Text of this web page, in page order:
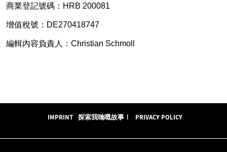
商業登記號碼：HRB 200081
增值稅號：DE270418747
編輯內容負責人：Christian Schmoll
IMPRINT 探索我哋嘅故事！ PRIVACY POLICY